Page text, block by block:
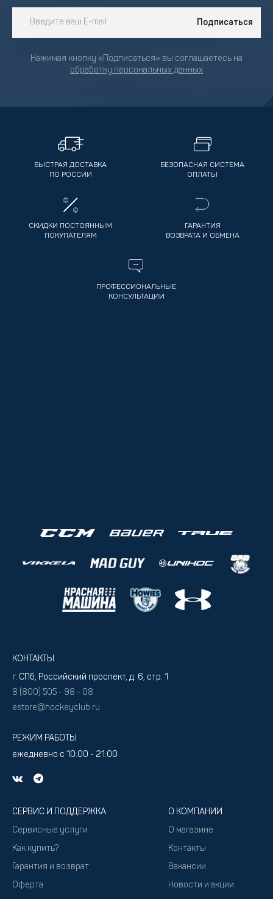
Подписаться
Нажимая кнопку «Подписаться» вы соглашаетесь на
обработку персональных данных
БЫСТРАЯ ДОСТАВКА
ПО РОССИИ
БЕЗОПАСНАЯ СИСТЕМА
ОПЛАТЫ
СКИДКИ ПОСТОЯННЫМ
ПОКУПАТЕЛЯМ
ГАРАНТИЯ
ВОЗВРАТА И ОБМЕНА
ПРОФЕССИОНАЛЬНЫЕ
КОНСУЛЬТАЦИИ
КОНТАКТЫ
г. СПб, Российский проспект, д. 6, стр. 1
8 (800) 505 - 98 - 08
estore@hockeyclub.ru
РЕЖИМ РАБОТЫ
ежедневно с 10:00 - 21:00
СЕРВИС И ПОДДЕРЖКА
Сервисные услуги
Как купить?
Гарантия и возврат
Оферта
О КОМПАНИИ
О магазине
Контакты
Вакансии
Новости и акции